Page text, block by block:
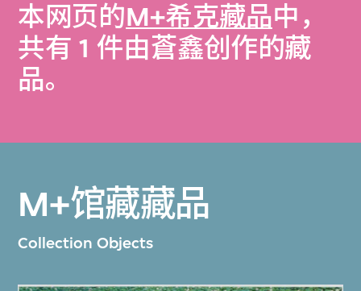
本网页的M+希克藏品中，
共有 1 件由蒼鑫创作的藏
品。
M+馆藏藏品
Collection Objects